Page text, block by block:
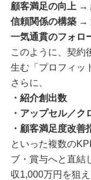
顧客満足の向上 →
信頼関係の構築 →
一気通貫のフォロ
このように、契約
生む「プロフィッ
さらに、
・紹介創出数
・アップセル／ク
・顧客満足度改善
といった複数の
ブ・賞与へと直結
収1,000万円を狙